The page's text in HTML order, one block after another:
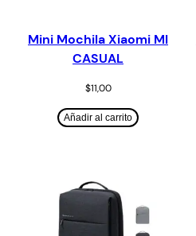
Mini Mochila Xiaomi MI
CASUAL
$11,00
Añadir al carrito